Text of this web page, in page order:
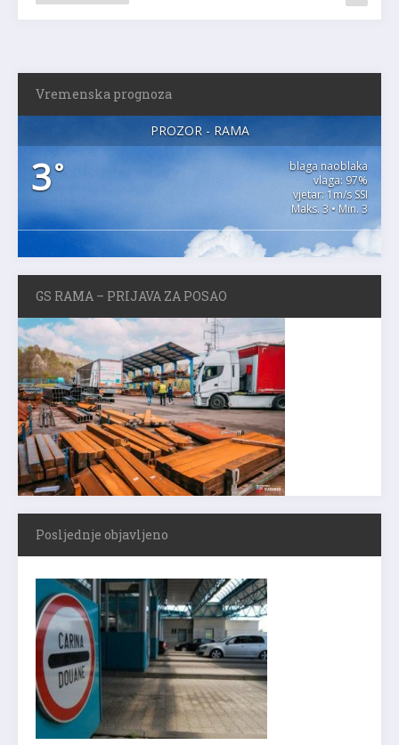
Vremenska prognoza
PROZOR - RAMA
3°
blaga naoblaka
vlaga: 97%
vjetar: 1m/s SSI
Maks. 3 • Min. 3
GS RAMA – PRIJAVA ZA POSAO
Posljednje objavljeno